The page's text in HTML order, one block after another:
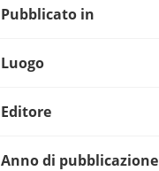
Pubblicato in
Luogo
Editore
Anno di pubblicazione